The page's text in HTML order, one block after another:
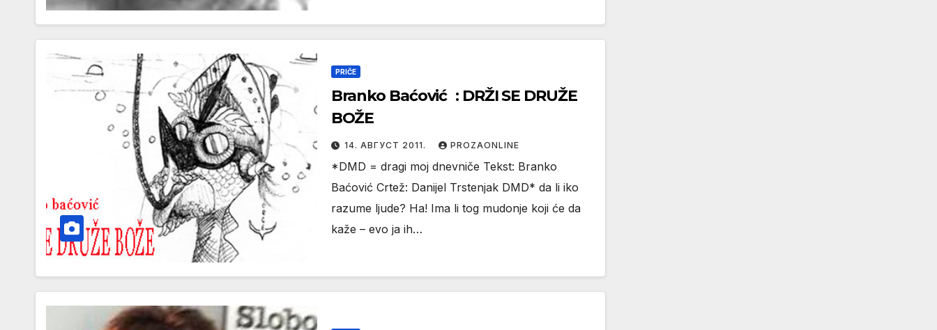
PRIČE
Branko Baćović : DRŽI SE DRUŽE
BOŽE
14. АВГУСТ 2011. PROZAONLINE
*DMD = dragi moj dnevniče Tekst: Branko
Baćović Crtež: Danijel Trstenjak DMD* da li iko
razume ljude? Ha! Ima li tog mudonje koji će da
kaže – evo ja ih…